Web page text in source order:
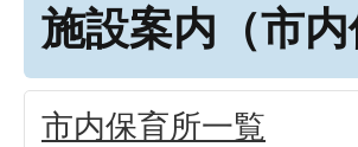
施設案内（市
市内保育所一覧